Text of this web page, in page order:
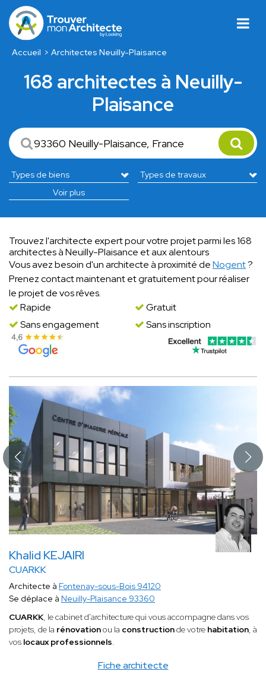
Accueil Architectes Neuilly-Plaisance
168 architectes à Neuilly-
Plaisance
Voir plus
Trouvez l'architecte expert pour votre projet parmi les 168
architectes à Neuilly-Plaisance et aux alentours
Vous avez besoin d'un architecte à proximité deNogent?
Prenez contact maintenant et gratuitement pour réaliser
le projet de vos rêves.
Rapide
Gratuit
Sans engagement
Sans inscription
Khalid KEJAIRI
CUARKK
Fiche architecte
Architecte à Fontenay-sous-Bois 94120
Se déplace à Neuilly-Plaisance 93360
CUARKK, le cabinet d'architecture qui vous accompagne dans vos
projets, de la rénovationou la constructionde votre habitation, à
vos locaux professionnels.